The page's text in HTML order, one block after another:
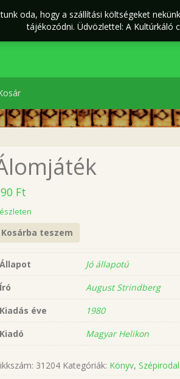
Ft
Kosárba teszem
Állapot
Jó állapotú
Író
August Strindberg
Kiadás éve
1980
Kiadó
Magyar Helikon
31204 Kategóriák: Könyv,
oda, hogy a szállítási költségeket
tájékozódni. Üdvözlettel: A Kultúrkáló